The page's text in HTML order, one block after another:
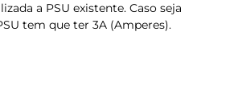
a PSU existente. Caso seja
tem que ter 3A (Amperes).